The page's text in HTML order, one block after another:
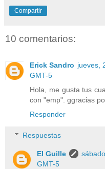
Compartir
10 comentarios:
Erick Sandro jueves,
GMT-5
Hola, me gusta tus
con "emp". ggracias
Responder
Respuestas
El Guille
GMT-5